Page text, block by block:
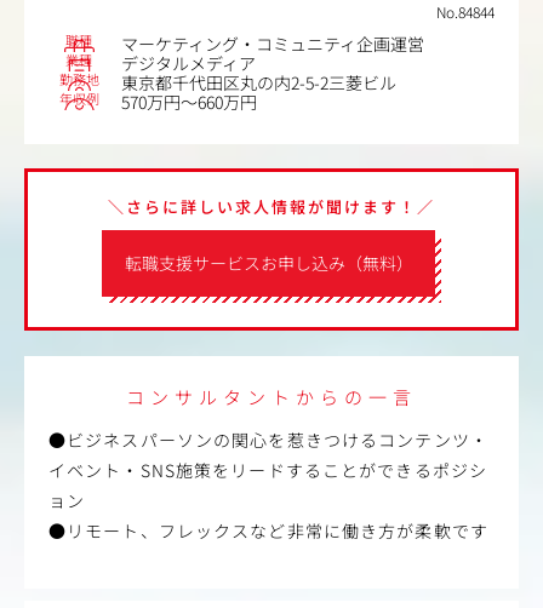
No.84844
職種 マーケティング・コミュニティ企画運営
業種 デジタルメディア
勤務地 東京都千代田区丸の内2-5-2三菱ビル
年収例 570万円～660万円
転職支援サービスお申し込み（無料）
＼さらに詳しい求人情報が聞けます！／
コンサルタントからの一言
●ビジネスパーソンの関心を惹きつけるコンテンツ・
イベント・SNS施策をリードすることができるポジシ
ョン
●リモート、フレックスなど非常に働き方が柔軟です